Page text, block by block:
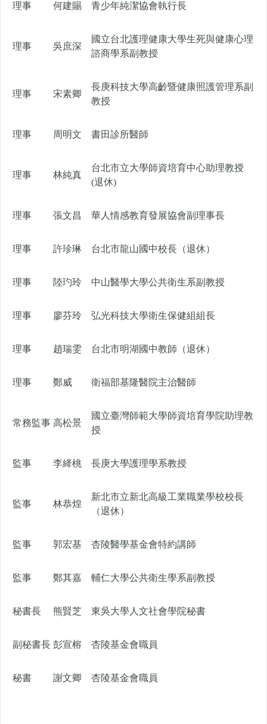
理事 何建賜 青少年純潔協會執行長
理事 吳庶深
國立台北護理健康大學生死與健康心理
諮商學系副教授
理事 宋素卿
長庚科技大學高齡暨健康照護管理系副
教授
理事 周明文 書田診所醫師
理事 林純真
台北市立大學師資培育中心助理教授
(退休)
理事 張文昌 華人情感教育發展協會副理事長
理事 許珍琳 台北市龍山國中校長（退休）
理事 陸玓玲 中山醫學大學公共衛生系副教授
理事 廖芬玲 弘光科技大學衛生保健組組長
理事 趙瑞雯 台北市明湖國中教師（退休）
理事 鄭威 衛福部基隆醫院主治醫師
常務監事 高松景
國立臺灣師範大學師資培育學院助理教
授
監事 李絳桃 長庚大學護理學系教授
監事 林恭煌
新北市立新北高級工業職業學校校長
（退休）
監事 郭宏基 杏陵醫學基金會特約講師
監事 鄭其嘉 輔仁大學公共衛生學系副教授
秘書長 熊賢芝 東吳大學人文社會學院秘書
副秘書長 彭宣榕 杏陵基金會職員
秘書 謝文卿 杏陵基金會職員